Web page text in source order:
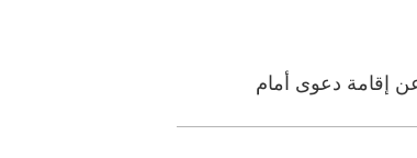
إقامة دعوى أمام